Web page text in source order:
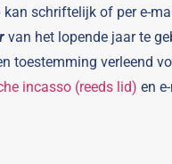
schriftelijk of per e-
van het lopende jaar te
toestemming verleend
incasso (reeds lid) en